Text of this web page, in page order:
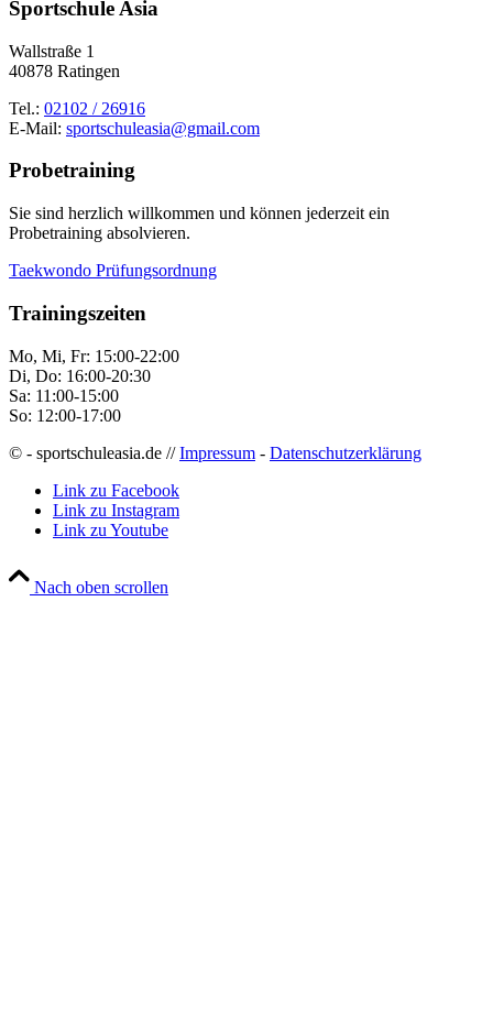
Sportschule Asia
Wallstraße 1
40878 Ratingen
Tel.: 02102 / 26916
E-Mail: sportschuleasia@gmail.com
Probetraining
Sie sind herzlich willkommen und können jederzeit ein
Probetraining absolvieren.
Taekwondo Prüfungsordnung
Trainingszeiten
Mo, Mi, Fr: 15:00-22:00
Di, Do: 16:00-20:30
Sa: 11:00-15:00
So: 12:00-17:00
© - sportschuleasia.de //Impressum - Datenschutzerklärung
Link zu Facebook
Link zu Instagram
Link zu Youtube
Nach oben scrollen